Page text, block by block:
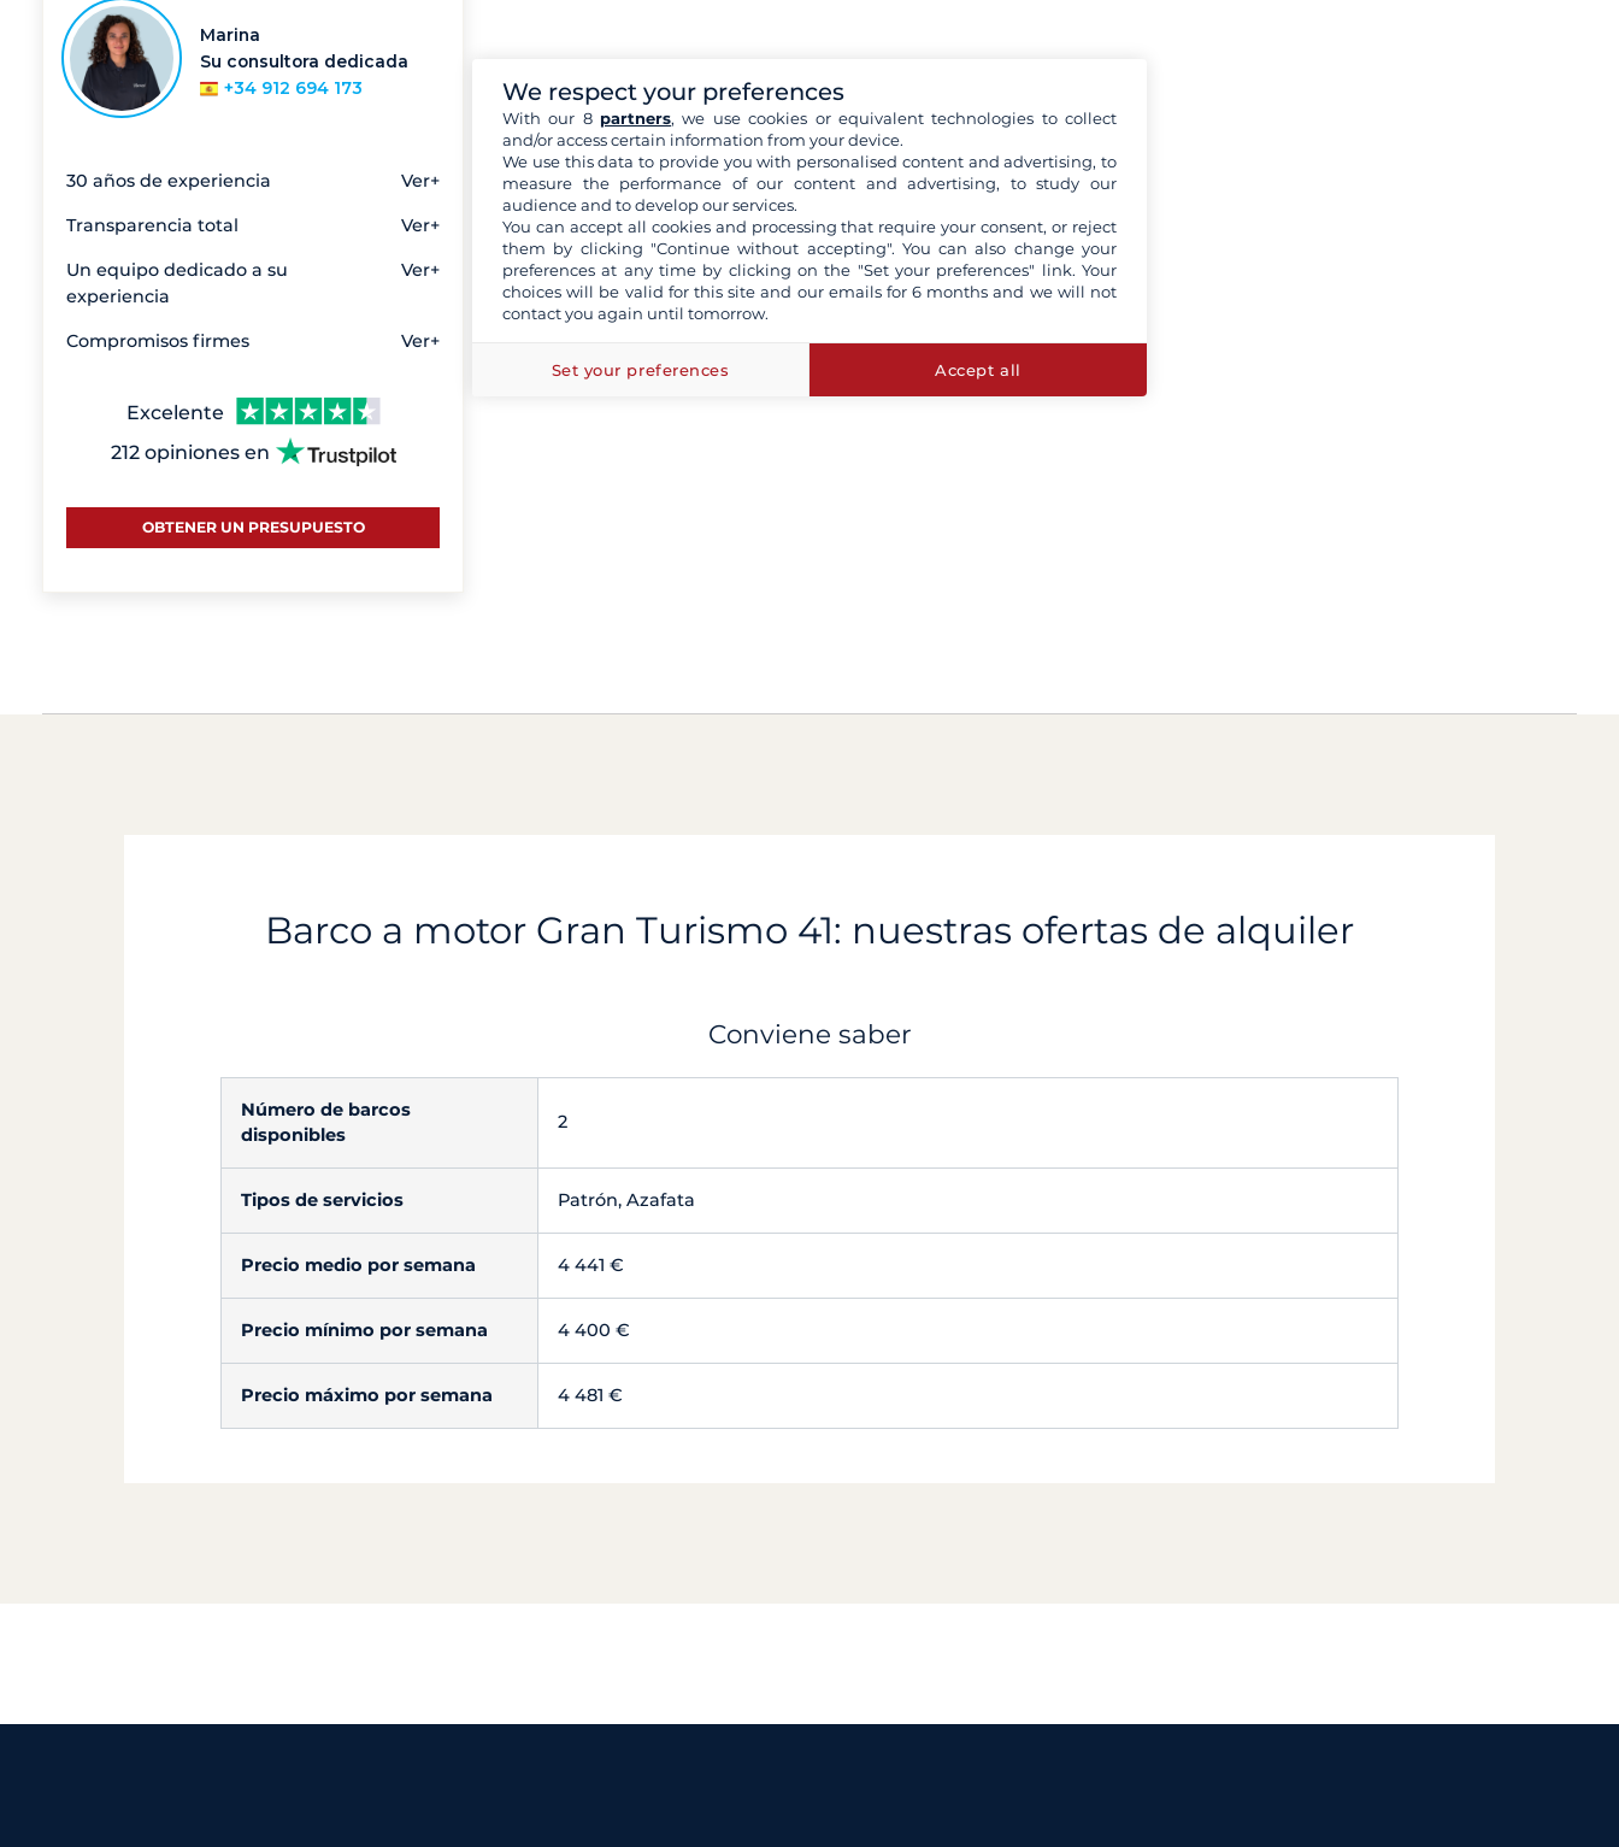
Marina
Su consultora dedicada
+34 912 694 173
30 años de experiencia Ver+
Transparencia total Ver+
Un equipo dedicado a su
experiencia
Ver+
Compromisos firmes Ver+
Excelente
212 opiniones en
OBTENER UN PRESUPUESTO
Barco a motor Gran Turismo 41: nuestras ofertas de alquiler
Conviene saber
Número de barcos
disponibles
2
Tipos de servicios Patrón, Azafata
Precio medio por semana 4 441 €
Precio mínimo por semana 4 400 €
Precio máximo por semana 4 481 €
We respect your preferences
With our 8 partners, we use cookies or equivalent technologies to collect
and/or access certain information from your device.
We use this data to provide you with personalised content and advertising, to
measure the performance of our content and advertising, to study our
audience and to develop our services.
You can accept all cookies and processing that require your consent, or reject
them by clicking "Continue without accepting". You can also change your
preferences at any time by clicking on the "Set your preferences" link. Your
choices will be valid for this site and our emails for 6 months and we will not
contact you again until tomorrow.
Set your preferences Accept all